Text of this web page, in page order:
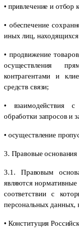
• привлечение и отбор
• обеспечение
иных лиц,
• продвижение
осуществления
контрагентами и
средств связи;
• взаимодействия
обработки запросов и
• осуществление
3. Правовые
3.1. Правовым
являются
соответствии с
персональных данных,
• Конституция